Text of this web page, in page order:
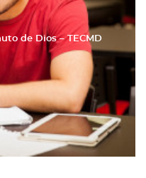
de Dios – TECMD